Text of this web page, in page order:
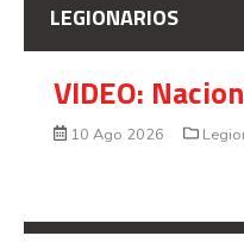
LEGIONARIOS
VIDEO:
10 Ago 2026